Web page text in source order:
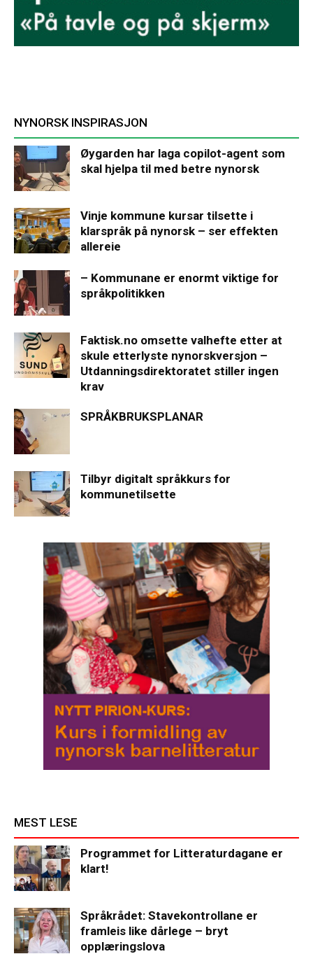
NYNORSK INSPIRASJON
Øygarden har laga copilot-agent som
skal hjelpa til med betre nynorsk
Vinje kommune kursar tilsette i
klarspråk på nynorsk – ser effekten
allereie
– Kommunane er enormt viktige for
språkpolitikken
Faktisk.no omsette valhefte etter at
skule etterlyste nynorskversjon –
Utdanningsdirektoratet stiller ingen
krav
SPRÅKBRUKSPLANAR
Tilbyr digitalt språkkurs for
kommunetilsette
MEST LESE
Programmet for Litteraturdagane er
klart!
Språkrådet: Stavekontrollane er
framleis like dårlege – bryt
opplæringslova